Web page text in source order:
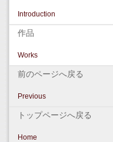
Introduction
作品
Works
前のページへ戻る
Previous
トップページへ戻る
Home